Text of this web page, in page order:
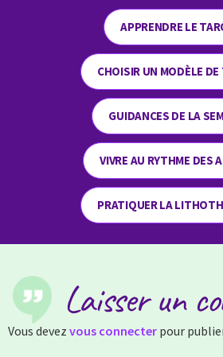
APPRENDRE LE
CHOISIR UN MODÈLE DE
GUIDANCES DE LA
VIVRE AU RYTHME DES
PRATIQUER LA
Laisser un
Vous devez vous connecter pour